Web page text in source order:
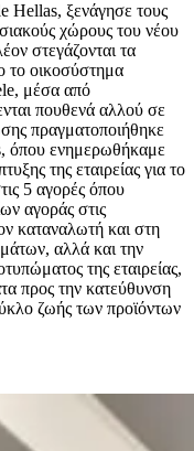
Hellas, ξενάγησε τους
χώρους του νέου
στεγάζονται τα
το οικοσύστημα
μέσα από
πουθενά αλλού σε
πραγματοποιήθηκε
όπου ενημερωθήκαμε
της εταιρείας για το
5 αγορές όπου
αγοράς στις
καταναλωτή και στη
αλλά και την
της εταιρείας,
προς την κατεύθυνση
ζωής των προϊόντων